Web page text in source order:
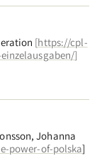
[https://cpl-
]
Johanna
power-of-polska]